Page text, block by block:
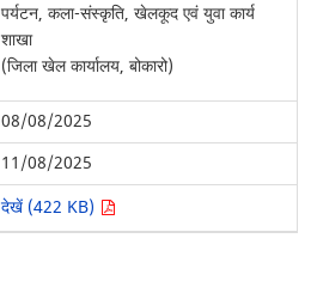
पर्यटन, कला-संस्कृति, खेलकूद एवं युवा कार्य
शाखा
(जिला खेल कार्यालय, बोकारो)
08/08/2025
11/08/2025
देखें (422 KB)